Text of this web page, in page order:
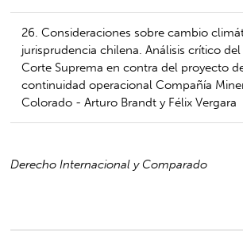
26. Consideraciones sobre cambio
jurisprudencia chilena. Análisis crítico
Corte Suprema en contra del proyecto
continuidad operacional Compañía
Colorado - Arturo Brandt y Félix Vergara
Derecho Internacional y Comparado